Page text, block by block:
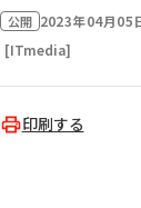
公開 2023年04月05
[ITmedia]
印刷する